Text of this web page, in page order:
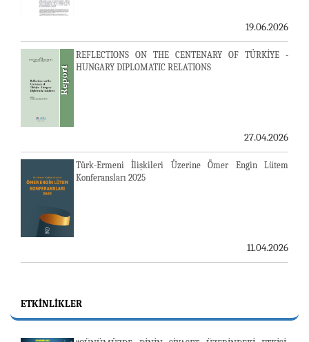
19.06.2026
REFLECTIONS ON THE CENTENARY OF TÜRKİYE -
HUNGARY DIPLOMATIC RELATIONS
27.04.2026
Türk-Ermeni İlişkileri Üzerine Ömer Engin Lütem
Konferansları 2025
11.04.2026
ETKINLIKLER